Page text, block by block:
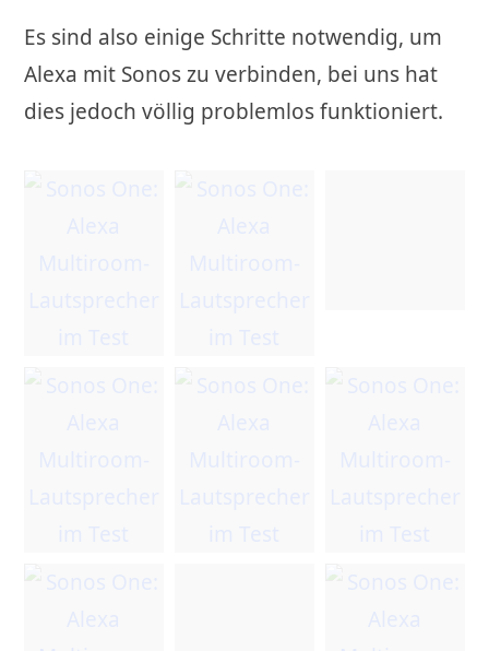
Es sind also einige Schritte notwendig, um
Alexa mit Sonos zu verbinden, bei uns hat
dies jedoch völlig problemlos funktioniert.